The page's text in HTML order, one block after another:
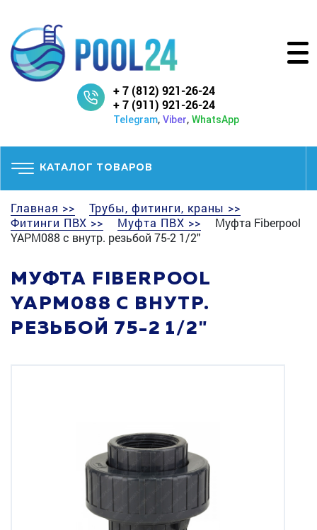
+ 7 (812) 921-26-24
+ 7 (911) 921-26-24
Telegram, Viber, WhatsApp
КАТАЛОГ ТОВАРОВ
Главная >>
Трубы, фитинги, краны >>
Фитинги ПВХ >>
Муфта ПВХ >>
Муфта Fiberpool
YAPM088 с внутр. резьбой 75-2 1/2"
МУФТА FIBERPOOL
YAPM088 С ВНУТР.
РЕЗЬБОЙ 75-2 1/2"